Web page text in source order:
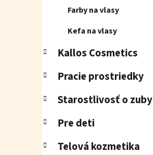
Farby na vlasy
Kefa na vlasy
Kallos Cosmetics
Pracie prostriedky
Starostlivosť o zuby
Pre deti
Telová kozmetika